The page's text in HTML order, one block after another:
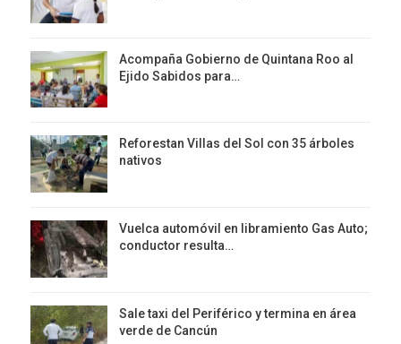
Acompaña Gobierno de Quintana Roo al
Ejido Sabidos para…
Reforestan Villas del Sol con 35 árboles
nativos
Vuelca automóvil en libramiento Gas Auto;
conductor resulta…
Sale taxi del Periférico y termina en área
verde de Cancún